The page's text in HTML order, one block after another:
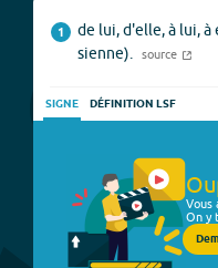
1
de lui, d'elle, à lui,
sienne).
source
SIGNE DÉFINITION LSF
Vous
On y